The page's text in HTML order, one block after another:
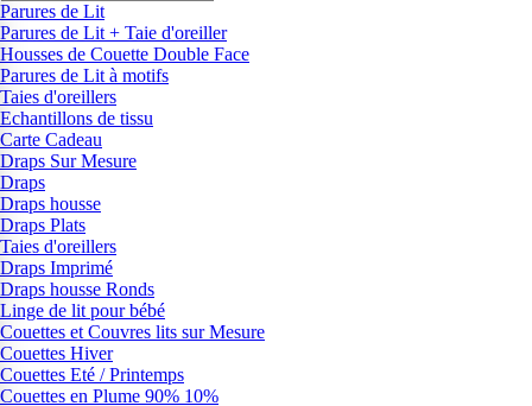
Parures de Lit
Parures de Lit + Taie d'oreiller
Housses de Couette Double Face
Parures de Lit à motifs
Taies d'oreillers
Echantillons de tissu
Carte Cadeau
Draps Sur Mesure
Draps
Draps housse
Draps Plats
Taies d'oreillers
Draps Imprimé
Draps housse Ronds
Linge de lit pour bébé
Couettes et Couvres lits sur Mesure
Couettes Hiver
Couettes Eté / Printemps
Couettes en Plume 90% 10%